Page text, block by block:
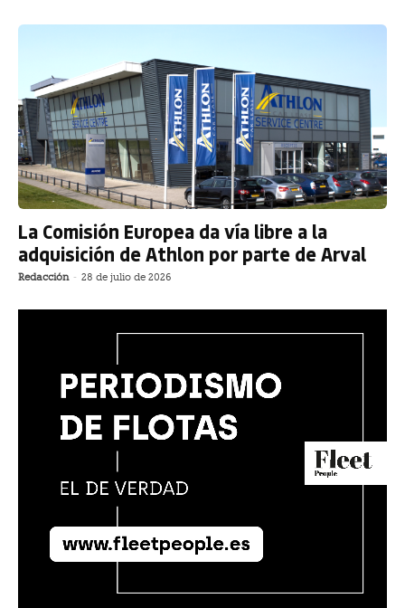
La Comisión Europea da vía libre a la
adquisición de Athlon por parte de Arval
Redacción - 28 de julio de 2026